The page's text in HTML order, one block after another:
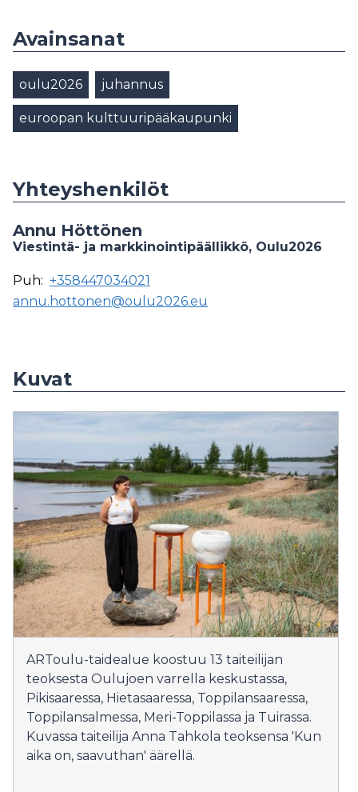
Avainsanat
oulu2026 juhannus
euroopan kulttuuripääkaupunki
Yhteyshenkilöt
Annu Höttönen
Viestintä- ja markkinointipäällikkö, Oulu2026
Puh: +358447034021
annu.hottonen@oulu2026.eu
Kuvat
ARToulu-taidealue koostuu 13 taiteilijan
teoksesta Oulujoen varrella keskustassa,
Pikisaaressa, Hietasaaressa, Toppilansaaressa,
Toppilansalmessa, Meri-Toppilassa ja Tuirassa.
Kuvassa taiteilija Anna Tahkola teoksensa 'Kun
aika on, saavuthan' äärellä.